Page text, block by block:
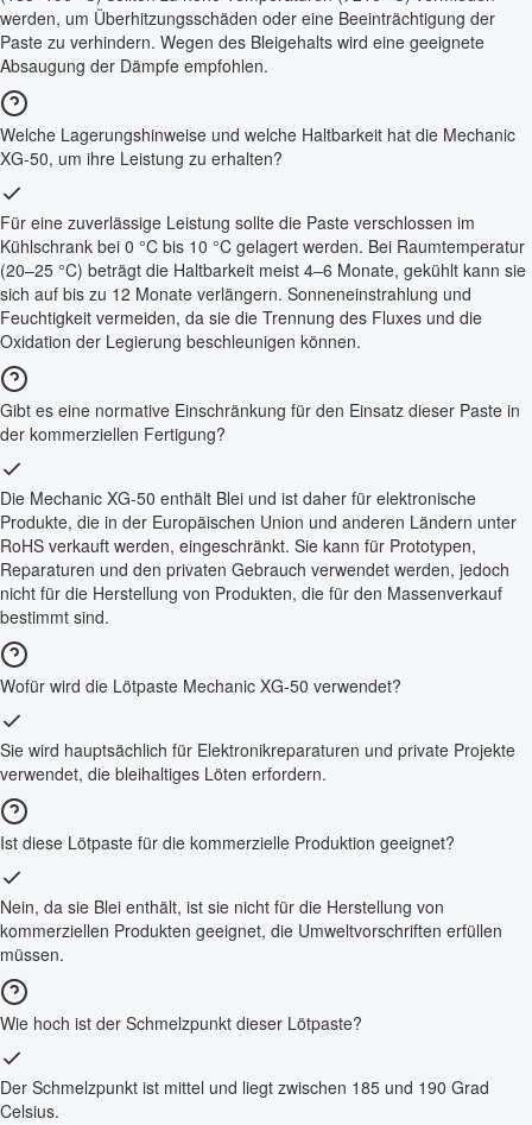
werden, um Überhitzungsschäden oder eine Beeinträchtigung der
Paste zu verhindern. Wegen des Bleigehalts wird eine geeignete
Absaugung der Dämpfe empfohlen.
Welche Lagerungshinweise und welche Haltbarkeit hat die Mechanic
XG-50, um ihre Leistung zu erhalten?
Für eine zuverlässige Leistung sollte die Paste verschlossen im
Kühlschrank bei 0 °C bis 10 °C gelagert werden. Bei Raumtemperatur
(20–25 °C) beträgt die Haltbarkeit meist 4–6 Monate, gekühlt kann sie
sich auf bis zu 12 Monate verlängern. Sonneneinstrahlung und
Feuchtigkeit vermeiden, da sie die Trennung des Fluxes und die
Oxidation der Legierung beschleunigen können.
Gibt es eine normative Einschränkung für den Einsatz dieser Paste in
der kommerziellen Fertigung?
Die Mechanic XG-50 enthält Blei und ist daher für elektronische
Produkte, die in der Europäischen Union und anderen Ländern unter
RoHS verkauft werden, eingeschränkt. Sie kann für Prototypen,
Reparaturen und den privaten Gebrauch verwendet werden, jedoch
nicht für die Herstellung von Produkten, die für den Massenverkauf
bestimmt sind.
Wofür wird die Lötpaste Mechanic XG-50 verwendet?
Sie wird hauptsächlich für Elektronikreparaturen und private Projekte
verwendet, die bleihaltiges Löten erfordern.
Ist diese Lötpaste für die kommerzielle Produktion geeignet?
Nein, da sie Blei enthält, ist sie nicht für die Herstellung von
kommerziellen Produkten geeignet, die Umweltvorschriften erfüllen
müssen.
Wie hoch ist der Schmelzpunkt dieser Lötpaste?
Der Schmelzpunkt ist mittel und liegt zwischen 185 und 190 Grad
Celsius.